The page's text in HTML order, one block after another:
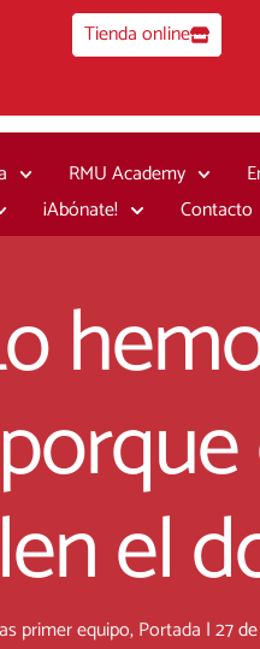
Tienda online
RMU Academy
¡Abónate! Contacto
el
primer equipo,Portada |27